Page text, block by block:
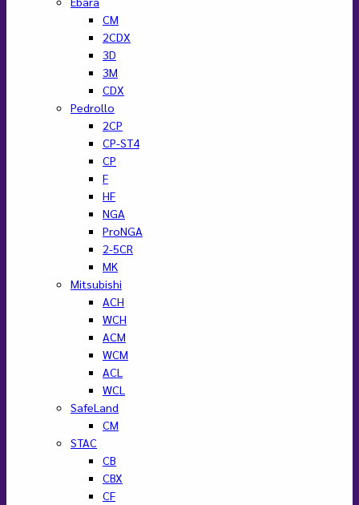
CM
2CDX
3D
3M
CDX
Pedrollo
2CP
CP-ST4
CP
F
HF
NGA
ProNGA
2-5CR
MK
Mitsubishi
ACH
WCH
ACM
WCM
ACL
WCL
SafeLand
CM
STAC
CB
CBX
CF